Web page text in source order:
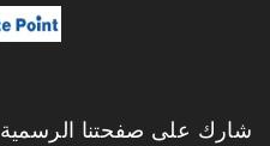
شارك على صفحتنا الرسمية